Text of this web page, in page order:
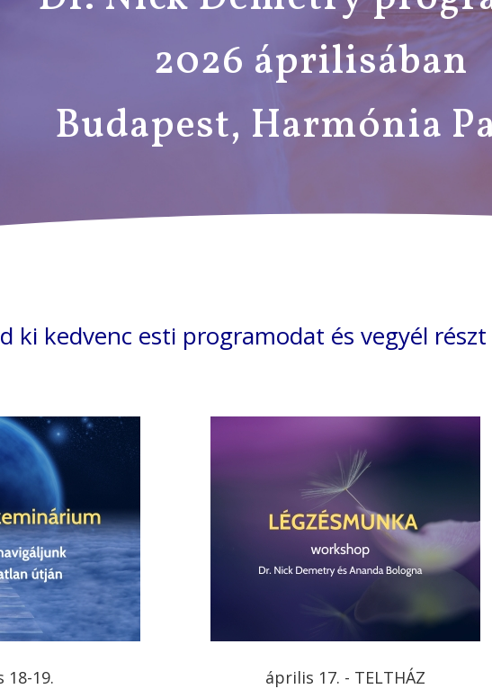
2026 áprilisában
Budapest, Harmónia
ki kedvenc esti programodat és vegyél
18-19. április 17. - TELTHÁZ